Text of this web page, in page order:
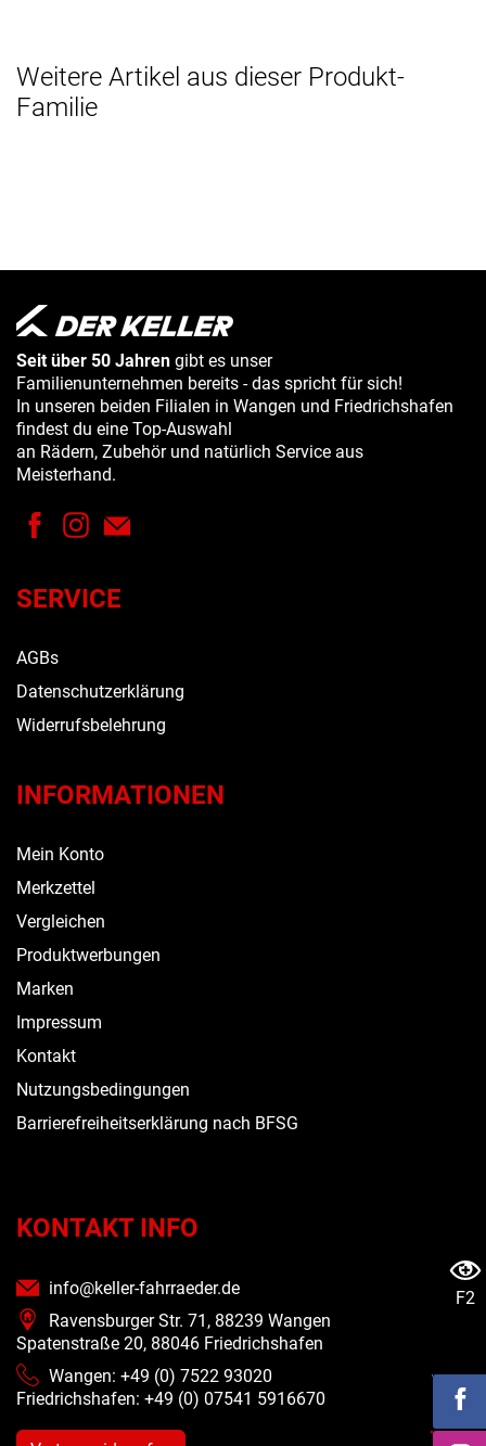
Weitere Artikel aus dieser Produkt-
Familie
Seit über 50 Jahren gibt es unser
Familienunternehmen bereits - das spricht für sich!
In unseren beiden Filialen in Wangen und Friedrichshafen
findest du eine Top-Auswahl
an Rädern, Zubehör und natürlich Service aus
Meisterhand.
SERVICE
AGBs
Datenschutzerklärung
Widerrufsbelehrung
INFORMATIONEN
Mein Konto
Merkzettel
Vergleichen
Produktwerbungen
Marken
Impressum
Kontakt
Nutzungsbedingungen
Barrierefreiheitserklärung nach BFSG
KONTAKT INFO
info@keller-fahrraeder.de
Ravensburger Str. 71, 88239 Wangen
Spatenstraße 20, 88046 Friedrichshafen
Wangen: +49 (0) 7522 93020
Friedrichshafen: +49 (0) 07541 5916670
F2